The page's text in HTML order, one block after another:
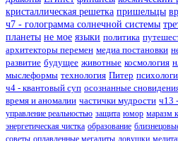
кристаллическая решетка пришельцы
ч7 - голограмма солнечной системы
планеты не мое языки политика
архитекторы перемен медиа постановки
развитие будущее животные космология
мыслеформы технология Питер
ч4 - квантовый суп осознанные
время и аномалии частички мудрости ч13
управление реальностью защита юмор маразм
энергетическая чистка образование
советы оплавленные мегалиты ловушки